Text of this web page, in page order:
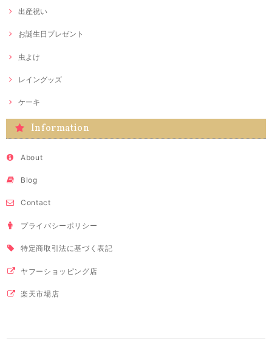
出産祝い
お誕生日プレゼント
虫よけ
レイングッズ
ケーキ
Information
About
Blog
Contact
プライバシーポリシー
特定商取引法に基づく表記
ヤフーショッピング店
楽天市場店